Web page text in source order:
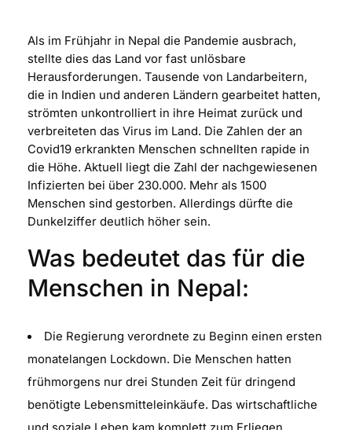
Als im Frühjahr in Nepal die Pandemie ausbrach,
stellte dies das Land vor fast unlösbare
Herausforderungen. Tausende von Landarbeitern,
die in Indien und anderen Ländern gearbeitet hatten,
strömten unkontrolliert in ihre Heimat zurück und
verbreiteten das Virus im Land. Die Zahlen der an
Covid19 erkrankten Menschen schnellten rapide in
die Höhe. Aktuell liegt die Zahl der nachgewiesenen
Infizierten bei über 230.000. Mehr als 1500
Menschen sind gestorben. Allerdings dürfte die
Dunkelziffer deutlich höher sein.
Was bedeutet das für die
Menschen in Nepal:
Die Regierung verordnete zu Beginn einen ersten
monatelangen Lockdown. Die Menschen hatten
frühmorgens nur drei Stunden Zeit für dringend
benötigte Lebensmitteleinkäufe. Das wirtschaftliche